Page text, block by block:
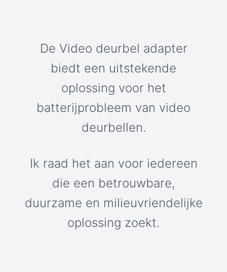
De Video deurbel adapter
biedt een uitstekende
oplossing voor het
batterijprobleem van video
deurbellen.
Ik raad het aan voor iedereen
die een betrouwbare,
duurzame en milieuvriendelijke
oplossing zoekt.